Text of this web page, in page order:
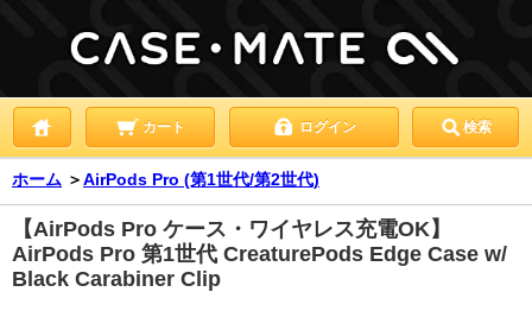
カート ログイン 検索
ホーム ＞AirPods Pro (第1世代/第2世代)
【AirPods Pro ケース・ワイヤレス充電OK】
AirPods Pro 第1世代 CreaturePods Edge Case w/
Black Carabiner Clip